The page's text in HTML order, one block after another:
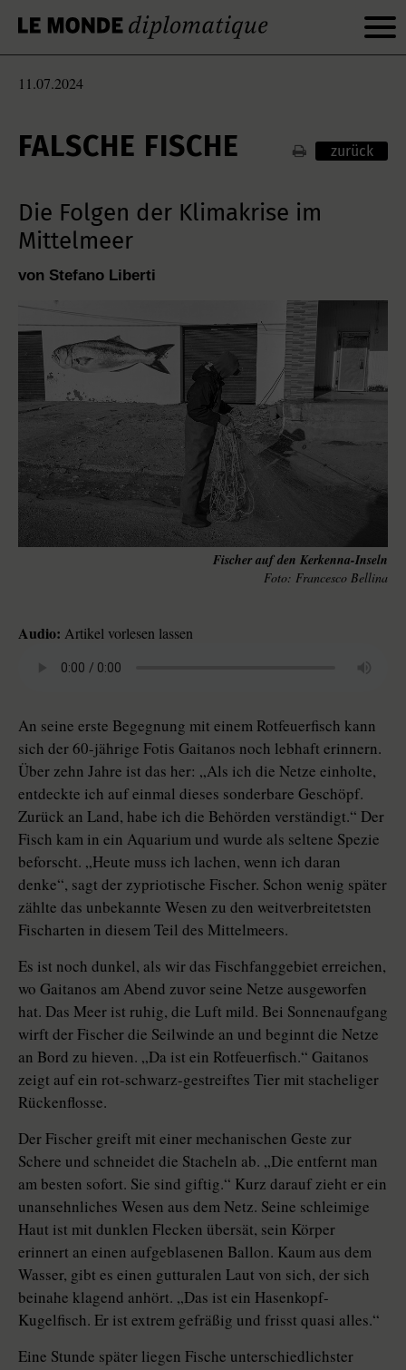
11.07.2024
FALSCHE FISCHE zurück
Die Folgen der Klimakrise im
Mittelmeer
von Stefano Liberti
Fischer auf den Kerkenna-Inseln
Francesco Bellina
Audio: Artikel vorlesen lassen
An seine erste Begegnung mit einem Rotfeuerfisch kann
sich der 60-jährige Fotis Gaitanos noch lebhaft erinnern.
Über zehn Jahre ist das her: „Als ich die Netze einholte,
entdeckte ich auf einmal dieses sonderbare Geschöpf.
Zurück an Land, habe ich die Behörden verständigt.“ Der
Fisch kam in ein Aquarium und wurde als seltene Spezie
beforscht. „Heute muss ich lachen, wenn ich daran
denke“, sagt der zypriotische Fischer. Schon wenig später
zählte das unbekannte Wesen zu den weitverbreitetsten
Fischarten in diesem Teil des Mittelmeers.
Es ist noch dunkel, als wir das Fischfanggebiet erreichen,
wo Gaitanos am Abend zuvor seine Netze ausgeworfen
hat. Das Meer ist ruhig, die Luft mild. Bei Sonnenaufgang
wirft der Fischer die Seilwinde an und beginnt die Netze
an Bord zu hieven. „Da ist ein Rotfeuerfisch.“ Gaitanos
zeigt auf ein rot-schwarz-gestreiftes Tier mit stacheliger
Rückenflosse.
Der Fischer greift mit einer mechanischen Geste zur
Schere und schneidet die Stacheln ab. „Die entfernt man
am besten sofort. Sie sind giftig.“ Kurz darauf zieht er ein
unansehnliches Wesen aus dem Netz. Seine schleimige
Haut ist mit dunklen Flecken übersät, sein Körper
erinnert an einen aufgeblasenen Ballon. Kaum aus dem
Wasser, gibt es einen gutturalen Laut von sich, der sich
beinahe klagend anhört. „Das ist ein Hasenkopf-
Kugelfisch. Er ist extrem gefräßig und frisst quasi alles.“
Eine Stunde später liegen Fische unterschiedlichster